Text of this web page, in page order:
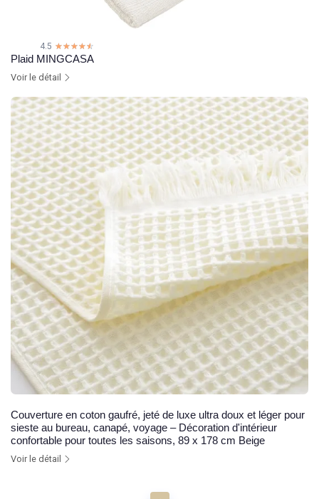
4.5 ☆☆☆☆☆
★★★★★
Plaid MINGCASA
Voir le détail
Couverture en coton gaufré, jeté de luxe ultra doux et léger pour
sieste au bureau, canapé, voyage – Décoration d'intérieur
confortable pour toutes les saisons, 89 x 178 cm Beige
Voir le détail